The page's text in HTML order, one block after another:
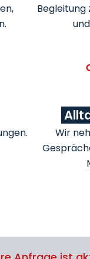
Begleitung
Wir